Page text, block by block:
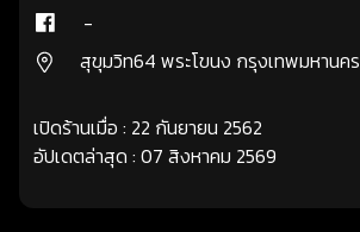
-
สุขุมวิท64 พระโขนง กรุงเทพมหานคร
เปิดร้านเมื่อ : 22 กันยายน 2562
อัปเดตล่าสุด : 07 สิงหาคม 2569